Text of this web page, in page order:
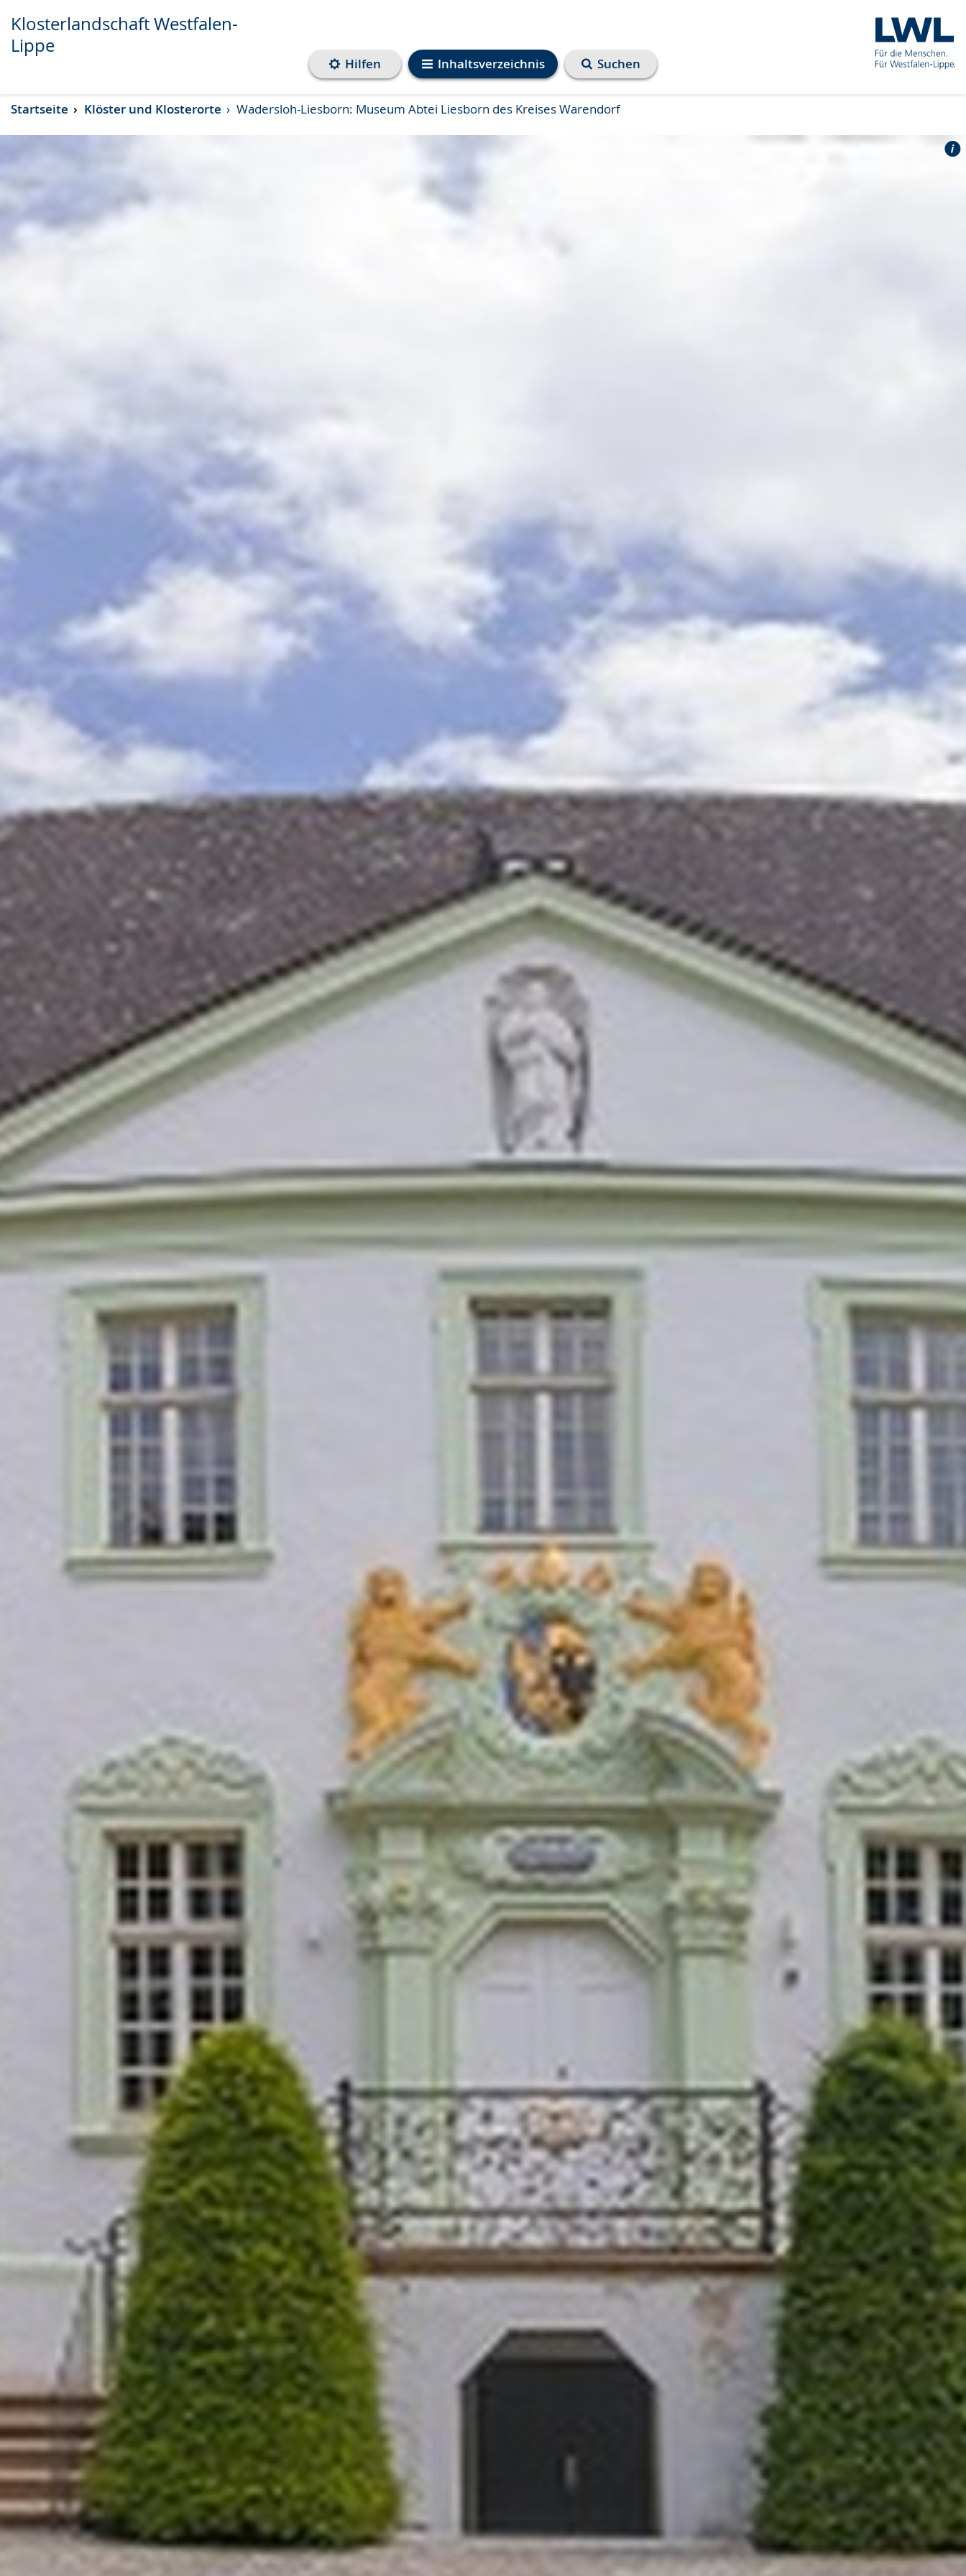
Transkript anzeigen
Abspielen
Pausieren
Klosterlandschaft Westfalen-
Lippe
Inhaltsverzeichnis
Hilfen Suchen
Startseite Klöster und Klosterorte Wadersloh-Liesborn: Museum Abtei Liesborn des Kreises Warendorf